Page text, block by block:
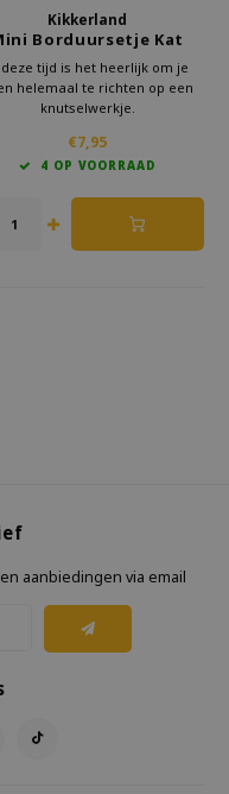
Kikkerland
Borduursetje Kat
tijd is het heerlijk om je
helemaal te richten op een
knutselwerkje.
ben je lekker creatief
bezig.
€7,95
4 OP VOORRAAD
aanbiedingen via email